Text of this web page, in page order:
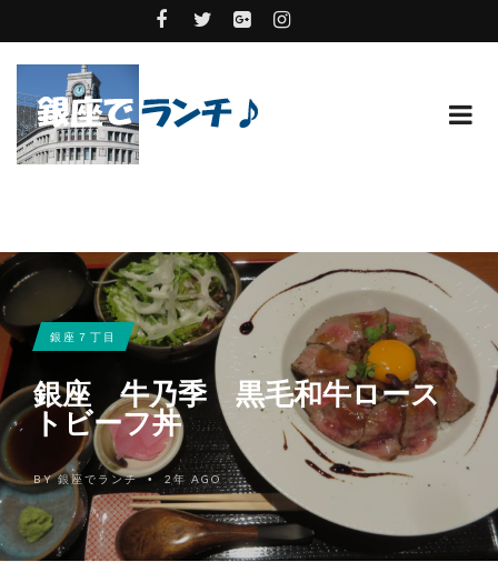
銀座７丁目
銀座 牛乃季 黒毛和牛ロース
トビーフ丼
BY銀座でランチ • 2年 AGO